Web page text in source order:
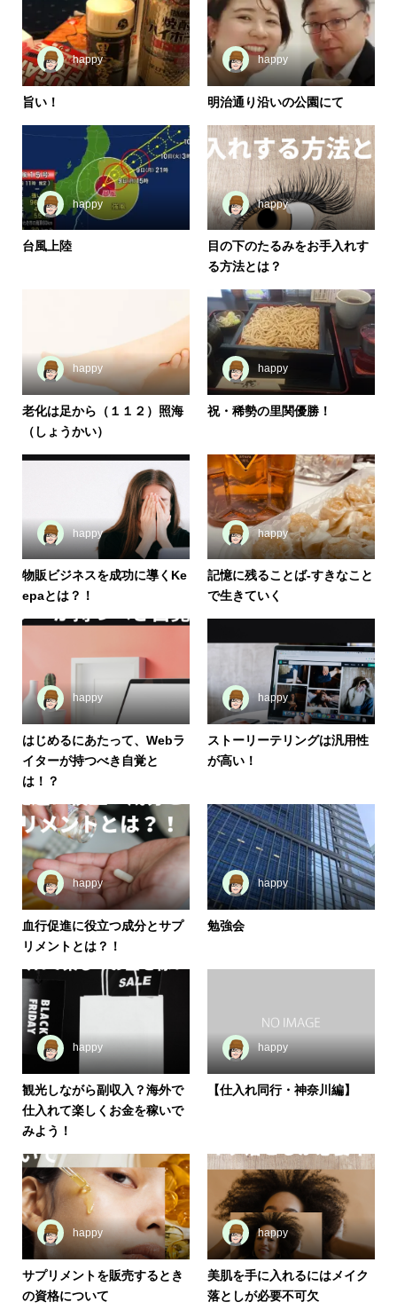
happy
旨い！
happy
明治通り沿いの公園にて
happy
台風上陸
happy
目の下のたるみをお手入れす
る方法とは？
happy
老化は足から（１１２）照海
（しょうかい）
happy
祝・稀勢の里関優勝！
happy
物販ビジネスを成功に導くKe
epaとは？！
happy
記憶に残ることば-すきなこと
で生きていく
happy
はじめるにあたって、Webラ
イターが持つべき自覚と
は！？
happy
ストーリーテリングは汎用性
が高い！
happy
血行促進に役立つ成分とサプ
リメントとは？！
happy
勉強会
happy
観光しながら副収入？海外で
仕入れて楽しくお金を稼いで
みよう！
happy
【仕入れ同行・神奈川編】
happy
サプリメントを販売するとき
の資格について
happy
美肌を手に入れるにはメイク
落としが必要不可欠